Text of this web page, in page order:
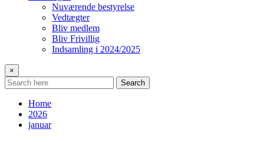
Nuværende bestyrelse
Vedtægter
Bliv medlem
Bliv Frivillig
Indsamling i 2024/2025
×
Search
Home
2026
januar